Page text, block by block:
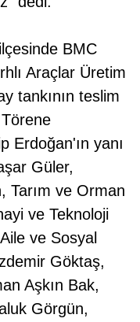
BMC
Araçlar Üretim
tankının teslim
Erdoğan'ın yanı
Güler,
Tarım ve Orman
ve Teknoloji
ve Sosyal
Göktaş,
Aşkın Bak,
Görgün,